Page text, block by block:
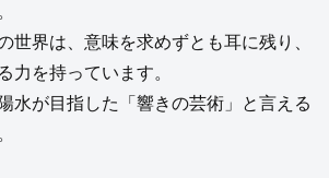
世界は、意味を求めずとも耳に残り、
力を持っています。
水が目指した「響きの芸術」と言える